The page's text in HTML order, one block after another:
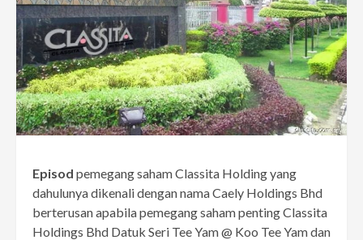
Episod pemegang saham Classita Holding yang
dahulunya dikenali dengan nama Caely Holdings Bhd
berterusan apabila pemegang saham penting Classita
Holdings Bhd Datuk Seri Tee Yam @ Koo Tee Yam dan